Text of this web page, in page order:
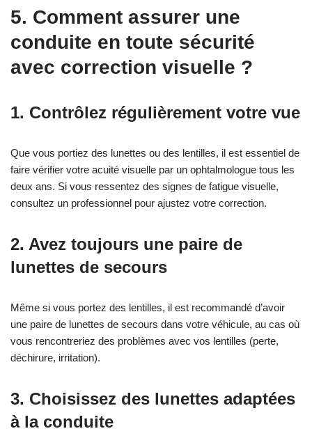
5. Comment assurer une
conduite en toute sécurité
avec correction visuelle ?
1. Contrôlez régulièrement votre vue
Que vous portiez des lunettes ou des lentilles, il est essentiel de
faire vérifier votre acuité visuelle par un ophtalmologue tous les
deux ans. Si vous ressentez des signes de fatigue visuelle,
consultez un professionnel pour ajustez votre correction.
2. Avez toujours une paire de
lunettes de secours
Même si vous portez des lentilles, il est recommandé d’avoir
une paire de lunettes de secours dans votre véhicule, au cas où
vous rencontreriez des problèmes avec vos lentilles (perte,
déchirure, irritation).
3. Choisissez des lunettes adaptées
à la conduite